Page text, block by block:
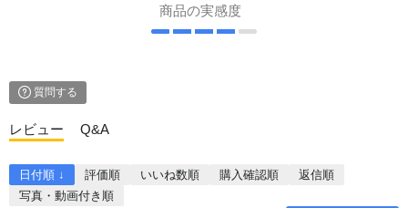
商品の実感度
質問する
レビュー Q&A
日付順 ↓ 評価順 いいね数順 購入確認順
返信順
写真・動画付き順